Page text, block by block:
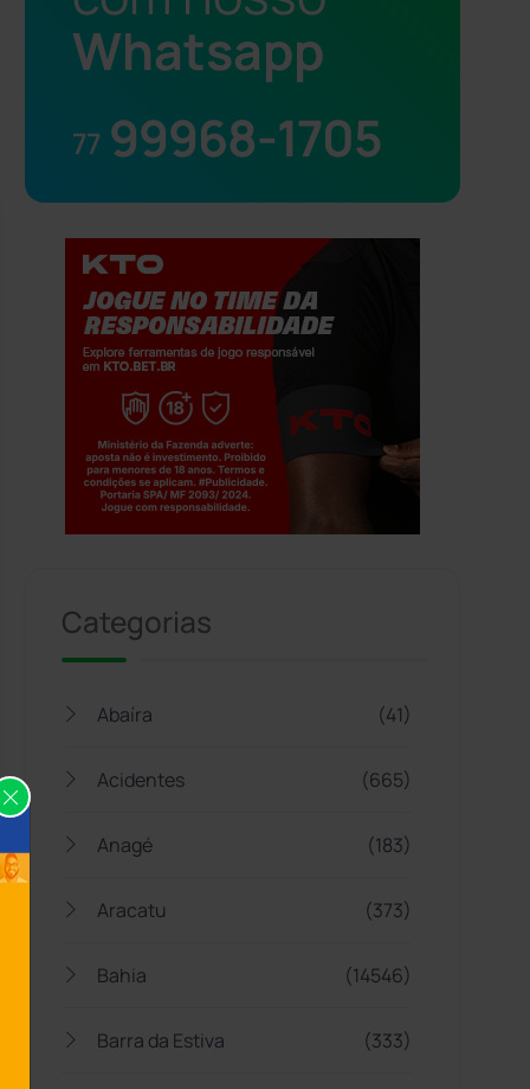
Whatsapp
77 99968-1705
Categorias
Abaíra (41)
Acidentes (665)
Anagé (183)
Aracatu (373)
Bahia (14546)
Barra da Estiva (333)